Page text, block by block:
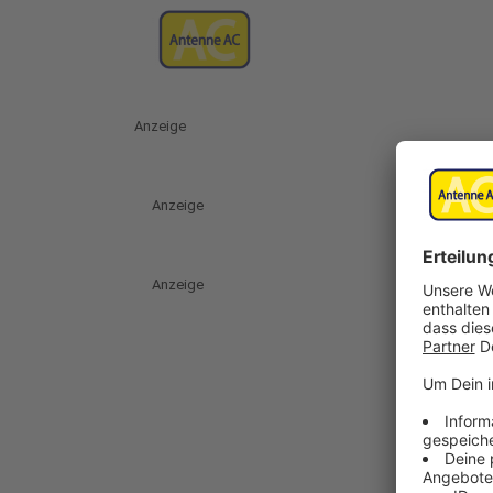
Anzeige
Anzeige
Anzeige